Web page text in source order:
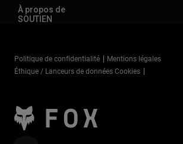
À propos de
SOUTIEN
Politique de confidentialité
Mentions légales
Éthique / Lanceurs de données Cookies